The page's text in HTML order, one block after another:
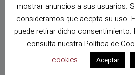
VIAJES A ITALIA
Visitar Italia en otoño:
y sabores sin multitudes
mostrar anuncios a sus usuarios.
consideramos que acepta su uso.
puede retirar dicho consentimiento.
consulta nuestra Política de
cookies
Aceptar